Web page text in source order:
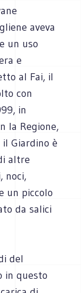
aveva
un uso
e
al Fai, il
con
in
la Regione,
Giardino è
altre
noci,
un piccolo
da salici
del
in questo